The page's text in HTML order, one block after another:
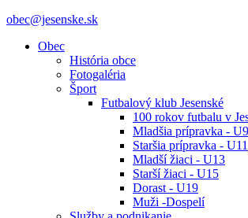
obec@jesenske.sk
Obec
História obce
Fotogaléria
Šport
Futbalový klub Jesenské
100 rokov futbalu v
Mladšia prípravka - U9
Staršia prípravka - U11
Mladší žiaci - U13
Starší žiaci - U15
Dorast - U19
Muži -Dospelí